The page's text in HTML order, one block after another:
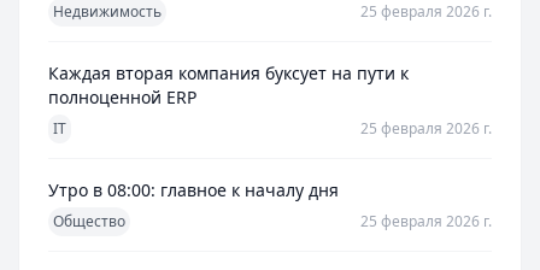
Недвижимость 25 февраля 2026 г.
Каждая вторая компания буксует на пути к
полноценной ERP
IT 25 февраля 2026 г.
Утро в 08:00: главное к началу дня
Общество 25 февраля 2026 г.